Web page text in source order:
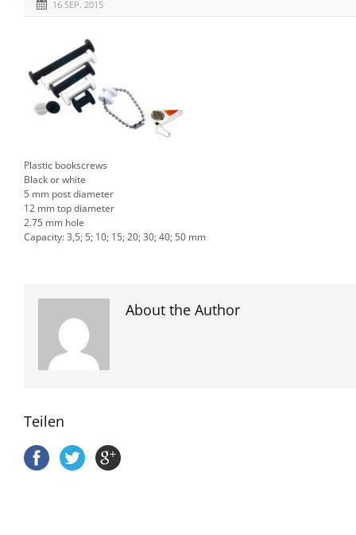
16 SEP. 2015
Plastic bookscrews
Black or white
5 mm post diameter
12 mm top diameter
2.75 mm hole
Capacity: 3,5; 5; 10; 15; 20; 30; 40; 50 mm
About the Author
Teilen